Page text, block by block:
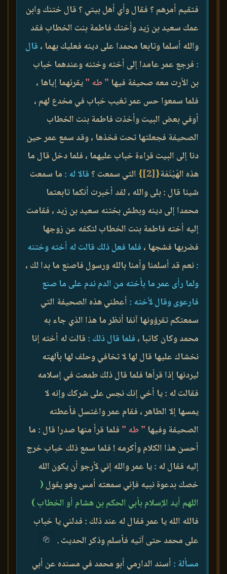
فتقيم أمرهم ؟ فقال وأي أهل بيتي ؟ قال ختنك وابن
عمك سعيد بن زيد وأختك فاطمة بنت الخطاب فقد
والله أسلما وتابعا محمدا على دينه فعليك بهما ، قال
: فرجع عمر عامدا إلى أخته وختنه وعندهما خباب
بن الأرت معه صحيفة فيها " طه "يقرئهما إياها ،
فلما سمعوا حس عمر تغيب خباب في مخدع لهم ،
أوفي بعض البيت وأخذت فاطمة بنت الخطاب
الصحيفة فجعلتها تحت فخذها ، وقد سمع عمر حين
دنا إلى البيت قراءة خباب عليهما ، فلما دخل قال ما
هذه الهَيْنَمَة{
[2]
} التي سمعت ؟ قالا له : ما سمعت
شيئا قال : بلى والله ، لقد أخبرت أنكما تابعتما
محمدا إلى دينه وبطش بختنه سعيد بن زيد ، فقامت
إليه أخته فاطمة بنت الخطاب لتكفه عن زوجها
فضربها فشجها ، فلما فعل ذلك قالت له أخته وختنه
:نعم قد أسلمنا وأمنا بالله ورسول فاصنع ما بدا لك ،
ولما رأى عمر ما بأخته من الدم ندم على ما صنع
فارعوى وقال لأخته : أعطني هذه الصحيفة التي
سمعتكم تقرؤونها آنفا أنظر ما هذا الذي جاء به
محمد وكان كاتبا ، فلما قال ذلك : قالت له أخته إنا
نخشاك عليها قال لها لا تخافي وحلف لها بآلهته
ليردنها إذا قرأها فلما قال ذلك طمعت في إسلامه
فقالت له : يا أخي إنك نجس على شركك وإنه لا
يمسها إلا الطاهر ، فقام عمر واغتسل فأعطته
الصحيفة وفيها " طه " فلما قرأ منها صدرا قال : ما
أحسن هذا الكلام وأكرمه ! فلما سمع ذلك خباب خرج
إليه فقال له : يا عمر والله إني لأرجو أن يكون الله
خصك بدعوة نبيه فإني سمعته أمس وهو يقول (
اللهم أيد الإسلام بأبي الحكم بن هشام أو الخطاب )
فالله الله يا عمر فقال له عند ذلك : فدلني يا خباب
على محمد حتى آتيه فأسلم وذكر الحديث .
مسألة : أسند الدارمي أبو محمد في مسنده عن أبي